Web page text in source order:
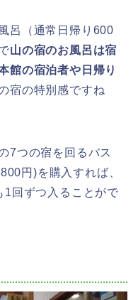
呂（通常日帰り600
山の宿のお風呂は宿
館の宿泊者や日帰り
宿の特別感ですね
7つの宿を回るバス
円)を購入すれば、
1回ずつ入ることがで